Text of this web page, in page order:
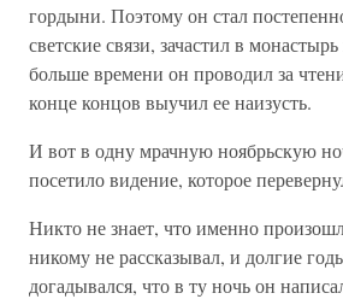
гордыни. Поэтому он стал
светские связи, зачастил в
больше времени он проводил за
конце концов выучил ее наизусть.
И вот в одну мрачную ноябрьскую
посетило видение, которое
Никто не знает, что именно
никому не рассказывал, и долгие
догадывался, что в ту ночь он